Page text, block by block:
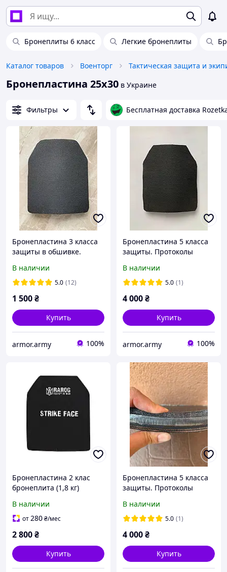
Бронеплиты 6 класс Легкие бронеплиты
Каталог товаров Военторг Тактическая защита и
Бронепластина 25х30 в Украине
Фильтры Бесплатная доставка
Бронепластина 3 класса
защиты в обшивке.
протоколами.
Бронеплита 3 класа.
В наличии
5.0 (12)
1 500₴
Купить
armor.army 100%
Бронепластина 5 класса
защиты. Протоколы
класса.
В наличии
5.0 (1)
4 000₴
Купить
armor.army 100%
Бронепластина 2 клас
бронеплита (1,8 кг)
бронеплити 25х30
бронеплити 2 клас
бронежилета
В наличии
от280₴/мес
2 800₴
Купить
Бронепластина 5 класса
защиты. Протоколы
класа.
В наличии
5.0 (1)
4 000₴
Купить